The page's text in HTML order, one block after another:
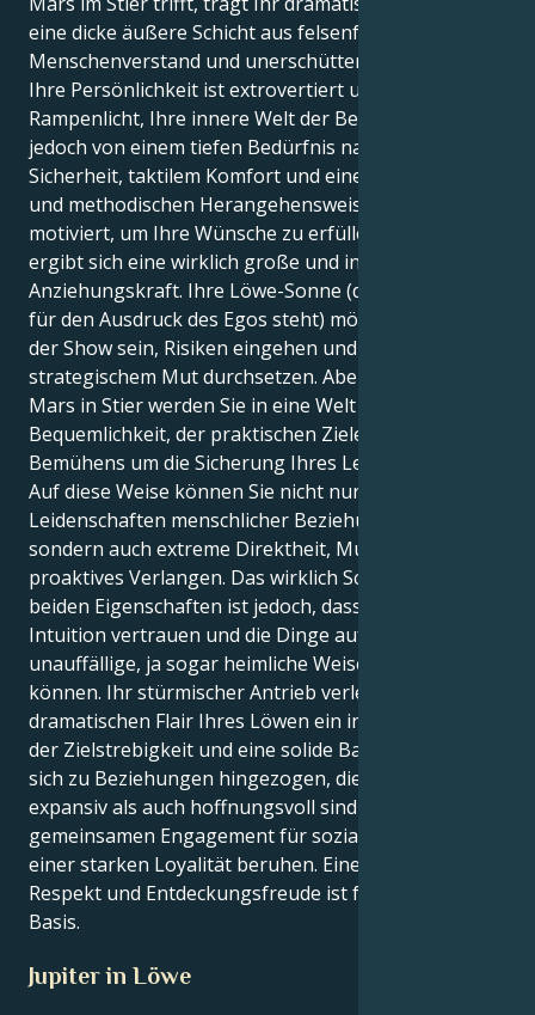
eine dicke äußere Schicht aus felsenfestem
Menschenverstand und unerschütterlicher Loyalität.
Ihre Persönlichkeit ist extrovertiert und liebt das
Rampenlicht, Ihre innere Welt der Begierde wird
jedoch von einem tiefen Bedürfnis nach körperlicher
Sicherheit, taktilem Komfort und einer langsamen
und methodischen Herangehensweise an die Dinge
motiviert, um Ihre Wünsche zu erfüllen. Daraus
ergibt sich eine wirklich große und interessante
Anziehungskraft. Ihre Löwe-Sonne (das Zeichen, das
für den Ausdruck des Egos steht) möchte der Star
der Show sein, Risiken eingehen und die Dinge mit
strategischem Mut durchsetzen. Aber mit Ihrem
Mars in Stier werden Sie in eine Welt der greifbaren
Bequemlichkeit, der praktischen Ziele und des langen
Bemühens um die Sicherung Ihres Lebens gezogen.
Auf diese Weise können Sie nicht nur die brodelnden
Leidenschaften menschlicher Beziehungen erleben,
sondern auch extreme Direktheit, Mut und
proaktives Verlangen. Das wirklich Schöne an diesen
beiden Eigenschaften ist jedoch, dass Sie Ihrer
Intuition vertrauen und die Dinge auf eine
unauffällige, ja sogar heimliche Weise erledigen
können. Ihr stürmischer Antrieb verleiht dem
dramatischen Flair Ihres Löwen ein intensives Gefühl
der Zielstrebigkeit und eine solide Basis. Sie fühlen
sich zu Beziehungen hingezogen, die sowohl
expansiv als auch hoffnungsvoll sind und auf einem
gemeinsamen Engagement für soziale Zwecke und
einer starken Loyalität beruhen. Eine Mischung aus
Respekt und Entdeckungsfreude ist für Sie eine gute
Basis.
Jupiter in Löwe